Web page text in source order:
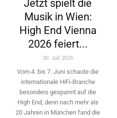
Jetzt spielt die
Musik in Wien:
High End Vienna
2026 feiert...
30. Juli 2026
Vom 4. bis 7. Juni schaute die
internationale HiFi-Branche
besonders gespannt auf die
High End, denn nach mehr als
20 Jahren in München fand die